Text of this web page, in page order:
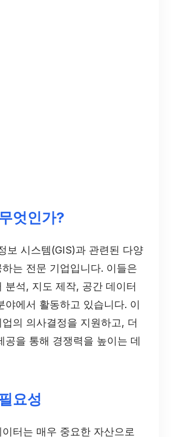
엇인가?
보 시스템(GIS)과 관련된 다양
는 전문 기업입니다. 이들은
분석, 지도 제작, 공간 데이터
야에서 활동하고 있습니다. 이
의 의사결정을 지원하고, 더
공을 통해 경쟁력을 높이는 데
요성
터는 매우 중요한 자산으로